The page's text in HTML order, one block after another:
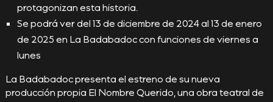
protagonizan esta historia.
Se podrá ver del 13 de diciembre de 2024 al 13 de enero
de 2025 en La Badabadoc con funciones de viernes a
lunes
La Badabadoc presenta el estreno de su nueva
producción propia El Nombre Querido, una obra teatral de